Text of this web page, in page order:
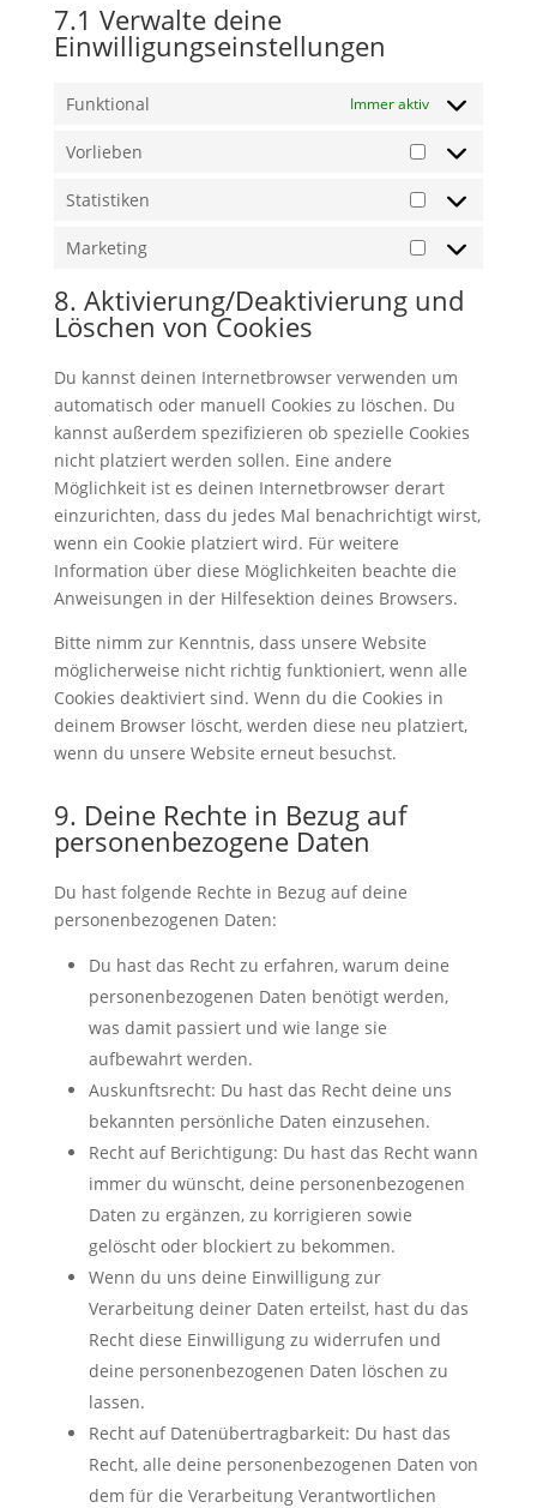
7.1 Verwalte deine
Einwilligungseinstellungen
Funktional Immer aktiv
Vorlieben
Vorlieben
Statistiken
Statistiken
Marketing
Marketing
8. Aktivierung/Deaktivierung und
Löschen von Cookies
Du kannst deinen Internetbrowser verwenden um
automatisch oder manuell Cookies zu löschen. Du
kannst außerdem spezifizieren ob spezielle Cookies
nicht platziert werden sollen. Eine andere
Möglichkeit ist es deinen Internetbrowser derart
einzurichten, dass du jedes Mal benachrichtigt wirst,
wenn ein Cookie platziert wird. Für weitere
Information über diese Möglichkeiten beachte die
Anweisungen in der Hilfesektion deines Browsers.
Bitte nimm zur Kenntnis, dass unsere Website
möglicherweise nicht richtig funktioniert, wenn alle
Cookies deaktiviert sind. Wenn du die Cookies in
deinem Browser löscht, werden diese neu platziert,
wenn du unsere Website erneut besuchst.
9. Deine Rechte in Bezug auf
personenbezogene Daten
Du hast folgende Rechte in Bezug auf deine
personenbezogenen Daten:
Du hast das Recht zu erfahren, warum deine
personenbezogenen Daten benötigt werden,
was damit passiert und wie lange sie
aufbewahrt werden.
Auskunftsrecht: Du hast das Recht deine uns
bekannten persönliche Daten einzusehen.
Recht auf Berichtigung: Du hast das Recht wann
immer du wünscht, deine personenbezogenen
Daten zu ergänzen, zu korrigieren sowie
gelöscht oder blockiert zu bekommen.
Wenn du uns deine Einwilligung zur
Verarbeitung deiner Daten erteilst, hast du das
Recht diese Einwilligung zu widerrufen und
deine personenbezogenen Daten löschen zu
lassen.
Recht auf Datenübertragbarkeit: Du hast das
Recht, alle deine personenbezogenen Daten von
dem für die Verarbeitung Verantwortlichen